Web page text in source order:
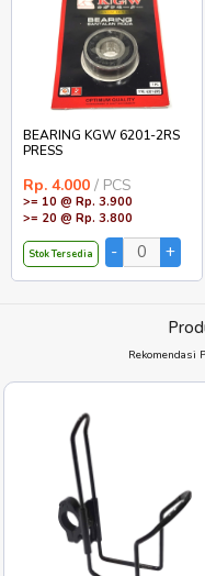
BEARING KGW 6201-2RS
PRESS
Rp. 4.000 / PCS
>= 10 @ Rp. 3.900
>= 20 @ Rp. 3.800
Stok Tersedia
Rekomendasi